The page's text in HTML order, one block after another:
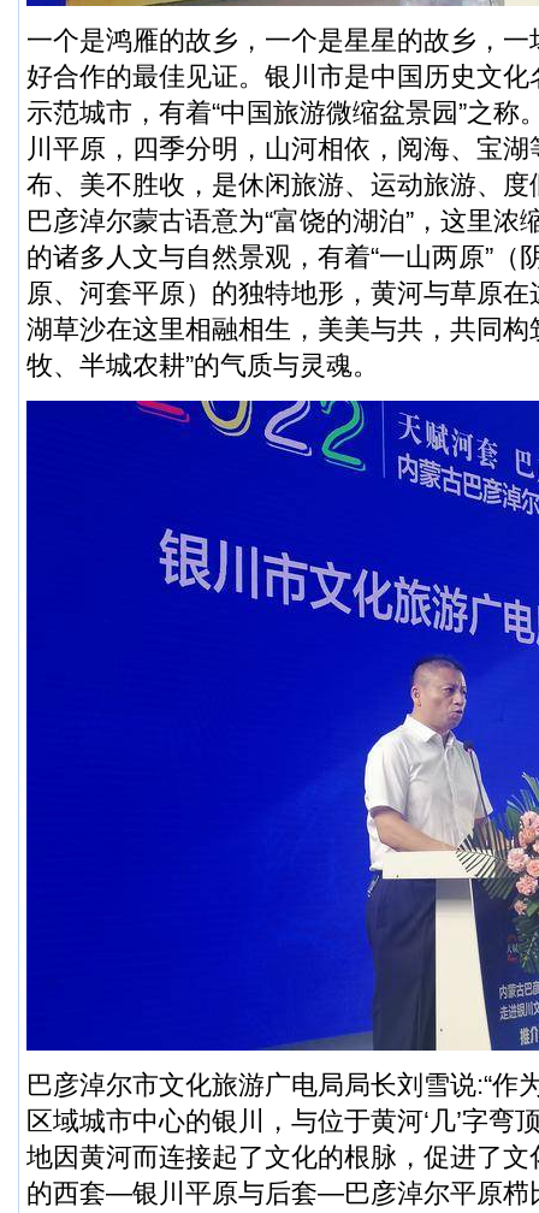
一个是鸿雁的故乡，一个是星星的故乡，
好合作的最佳见证。银川市是中国历史文
示范城市，有着“中国旅游微缩盆景园”之称
川平原，四季分明，山河相依，阅海、宝
布、美不胜收，是休闲旅游、运动旅游、
巴彦淖尔蒙古语意为“富饶的湖泊”，这里浓
的诸多人文与自然景观，有着“一山两原”（
原、河套平原）的独特地形，黄河与草原
湖草沙在这里相融相生，美美与共，共同构
牧、半城农耕”的气质与灵魂。
巴彦淖尔市文化旅游广电局局长刘雪说:“作
区域城市中心的银川，与位于黄河‘几’字弯
地因黄河而连接起了文化的根脉，促进了
的西套—银川平原与后套—巴彦淖尔平原栉